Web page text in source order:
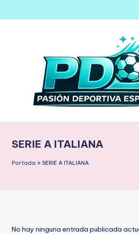
Saltar
SERIE A ITALIANA
Portada » SERIE A ITALIANA
No hay ninguna entrada publicada